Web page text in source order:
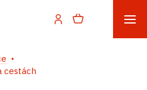
cestách